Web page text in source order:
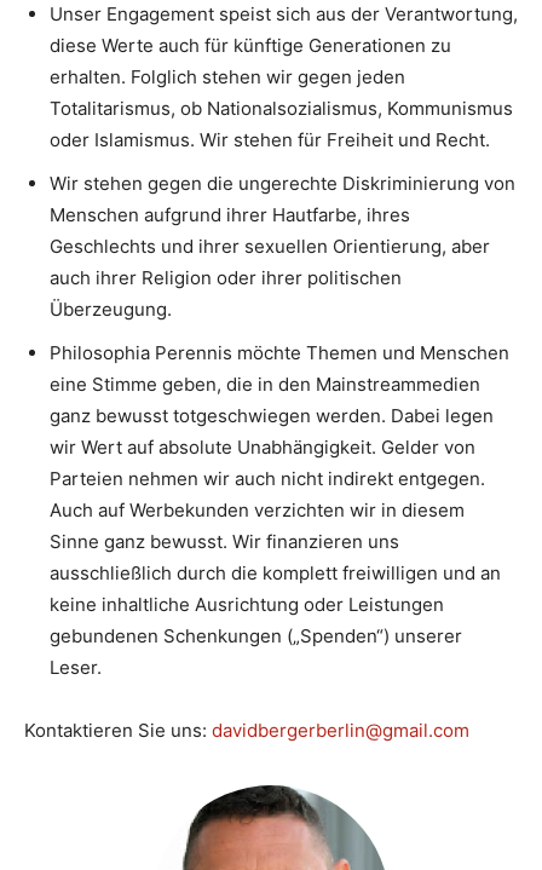
Unser Engagement speist sich aus der Verantwortung,
diese Werte auch für künftige Generationen zu
erhalten. Folglich stehen wir gegen jeden
Totalitarismus, ob Nationalsozialismus, Kommunismus
oder Islamismus. Wir stehen für Freiheit und Recht.
Wir stehen gegen die ungerechte Diskriminierung von
Menschen aufgrund ihrer Hautfarbe, ihres
Geschlechts und ihrer sexuellen Orientierung, aber
auch ihrer Religion oder ihrer politischen
Überzeugung.
Philosophia Perennis möchte Themen und Menschen
eine Stimme geben, die in den Mainstreammedien
ganz bewusst totgeschwiegen werden. Dabei legen
wir Wert auf absolute Unabhängigkeit. Gelder von
Parteien nehmen wir auch nicht indirekt entgegen.
Auch auf Werbekunden verzichten wir in diesem
Sinne ganz bewusst. Wir finanzieren uns
ausschließlich durch die komplett freiwilligen und an
keine inhaltliche Ausrichtung oder Leistungen
gebundenen Schenkungen („Spenden“) unserer
Leser.
Kontaktieren Sie uns: davidbergerberlin@gmail.com